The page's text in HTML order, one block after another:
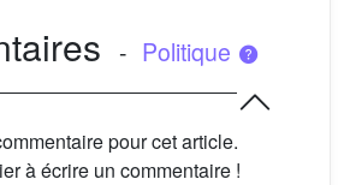
- Politique
pour cet article.
à écrire un commentaire !